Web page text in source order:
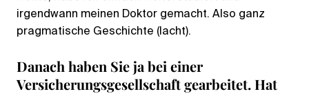
irgendwann meinen Doktor gemacht. Also ganz
pragmatische Geschichte (lacht).
Danach haben Sie ja bei einer
Versicherungsgesellschaft gearbeitet. Hat